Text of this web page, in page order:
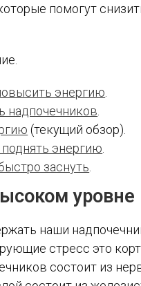
помогут
энергию
надпочечников
(текущий обзор).
энергию
заснуть
уровне
наши
стресс это
состоит из